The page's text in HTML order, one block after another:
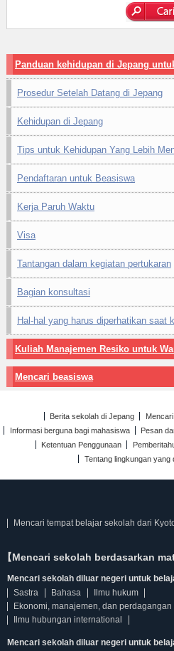
Panduan kehidupan di Jepang
Prosedur Setelah Datang di Jepang
Kehidupan di Jepang
Tips untuk Kehidupan Yang Lebih
Pendaftaran untuk Beasiswa
Kerja Paruh Waktu
Visa
Tantangan dalam kegiatan pertukaran
Bagian konsultasi
Hal-hal yang harus diperhatikan saat
Kuliah Manajemen Resiko untuk
Mencari beasiswa
Berita sekolah di Jepang
Informasi berguna bagi mahasiswa
Pesan
Ketentuan Penggunaan
Tentang lingkungan yang
Mencari tempat belajar sekolah dari
【Mencari sekolah berdasarkan
Mencari sekolah diluar negeri untuk
Sastra
Bahasa
Ilmu hukum
Ekonomi, manajemen, dan perdagangan
Ilmu hubungan international
Mencari sekolah diluar negeri untuk